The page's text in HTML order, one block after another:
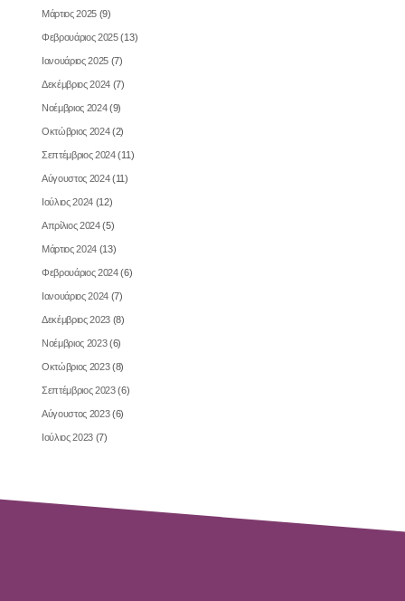
Μάρτιος 2025 (9)
Φεβρουάριος 2025(13)
Ιανουάριος 2025 (7)
Δεκέμβριος 2024 (7)
Νοέμβριος 2024(9)
Οκτώβριος 2024(2)
Σεπτέμβριος 2024(11)
Αύγουστος 2024(11)
Ιούλιος 2024 (12)
Απρίλιος 2024(5)
Μάρτιος 2024 (13)
Φεβρουάριος 2024(6)
Ιανουάριος 2024 (7)
Δεκέμβριος 2023 (8)
Νοέμβριος 2023(6)
Οκτώβριος 2023(8)
Σεπτέμβριος 2023(6)
Αύγουστος 2023(6)
Ιούλιος 2023 (7)